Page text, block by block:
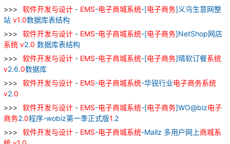
软件开发与设计 - EMS-电子商城系统-[电子商务]义乌生意网整
站 v1.0数据库表结构
软件开发与设计 - EMS-电子商城系统-[电子商务]NetShop网店
系统 v2.0 数据库表结构
软件开发与设计 - EMS-电子商城系统-[电子商务]晴软订餐系统
v2.6.0数据库
软件开发与设计 - EMS-电子商城系统-华锐行业电子商务系统
v2.0
软件开发与设计 - EMS-电子商城系统-[电子商务]WO@biz电子
商务2.0程序-wobiz第一季正式版1.2
软件开发与设计 - EMS-电子商城系统-Mallz 多用户网上商城系